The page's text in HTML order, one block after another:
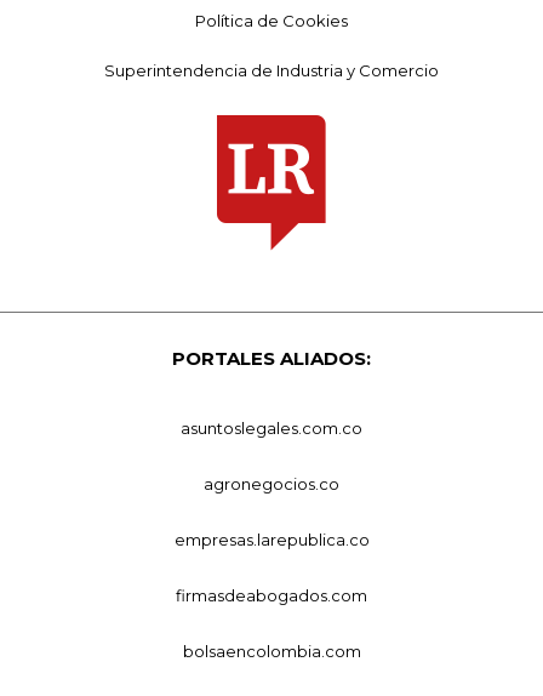
Política de Cookies
Superintendencia de Industria y Comercio
PORTALES ALIADOS:
asuntoslegales.com.co
agronegocios.co
empresas.larepublica.co
firmasdeabogados.com
bolsaencolombia.com